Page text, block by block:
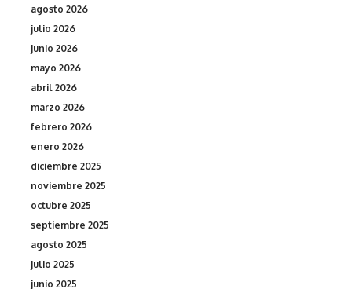
agosto 2026
julio 2026
junio 2026
mayo 2026
abril 2026
marzo 2026
febrero 2026
enero 2026
diciembre 2025
noviembre 2025
octubre 2025
septiembre 2025
agosto 2025
julio 2025
junio 2025